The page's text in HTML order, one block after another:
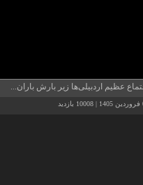
عظیم اردبیلی‌ها زیر بارش باران...